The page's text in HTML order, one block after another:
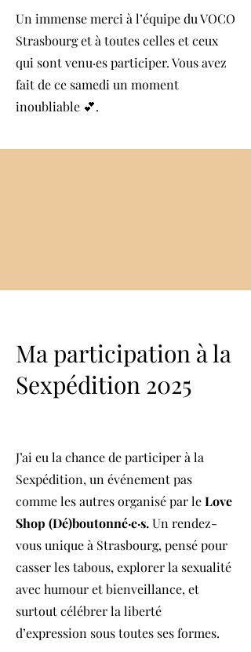
Un immense merci à l’équipe du VOCO
Strasbourg et à toutes celles et ceux
qui sont venu·es participer. Vous avez
fait de ce samedi un moment
inoubliable 💕.
Ma participation à la
Sexpédition 2025
J’ai eu la chance de participer à la
Sexpédition, un événement pas
comme les autres organisé par leLove
Shop (Dé)boutonné·e·s.Un rendez-
vous unique à Strasbourg, pensé pour
casser les tabous, explorer la sexualité
avec humour et bienveillance, et
surtout célébrer la liberté
d’expression sous toutes ses formes.